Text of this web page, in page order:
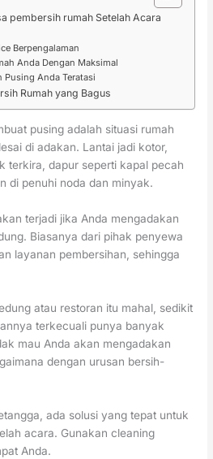
pembersih rumah Setelah Acara
Berpengalaman
Anda Dengan Maksimal
Pusing Anda Teratasi
Rumah yang Bagus
pusing adalah situasi rumah
di adakan. Lantai jadi kotor,
terkira, dapur seperti kapal pecah
di penuhi noda dan minyak.
terjadi jika Anda mengadakan
Biasanya dari pihak penyewa
layanan pembersihan, sehingga
atau restoran itu mahal, sedikit
terkecuali punya banyak
mau Anda akan mengadakan
dengan urusan bersih-
ada solusi yang tepat untuk
acara. Gunakan cleaning
Anda.